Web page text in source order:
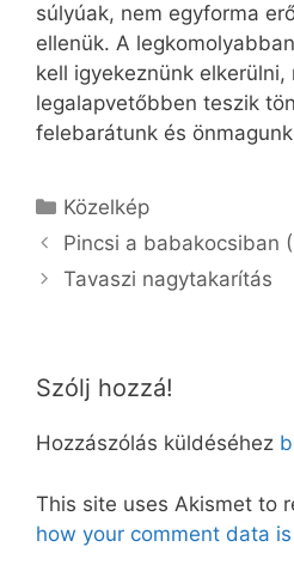
súlyúak, nem egyforma
ellenük. A
kell igyekeznünk elkerülni,
legalapvetőbben teszik
felebarátunk és
Kategória
Közelkép
Pincsi a babakocsiban
Tavaszi nagytakarítás
Szólj hozzá!
Hozzászólás küldéséhez
This site uses Akismet to
how your comment data